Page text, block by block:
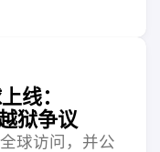
线：
狱争议
球访问，并公